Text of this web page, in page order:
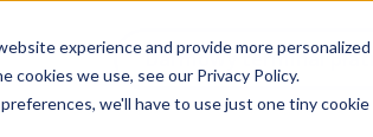
experience and provide more personalized
we use, see our Privacy Policy.
we'll have to use just one tiny cookie
Darmowy terminal